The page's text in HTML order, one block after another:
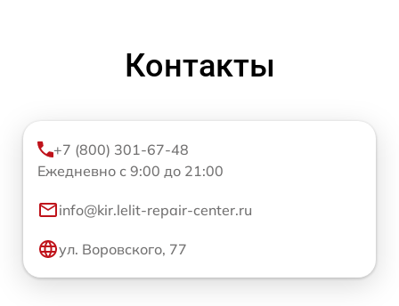
Контакты
+7 (800) 301-67-48
Ежедневно с 9:00 до 21:00
info@kir.lelit-repair-center.ru
ул. Воровского, 77